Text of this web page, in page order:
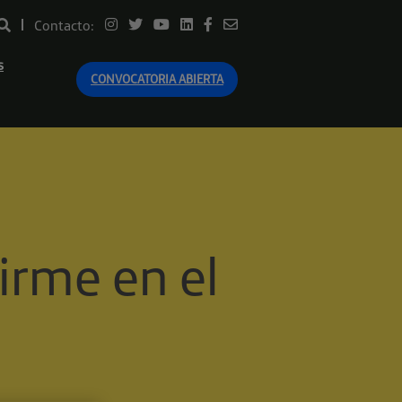
Contacto:
CONVOCATORIA ABIERTA
en el